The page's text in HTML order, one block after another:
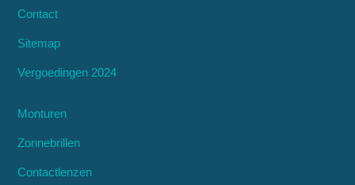
Contact
Sitemap
Vergoedingen 2024
Monturen
Zonnebrillen
Contactlenzen